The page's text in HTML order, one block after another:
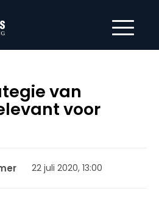
van
voor
22 juli 2020, 13:00